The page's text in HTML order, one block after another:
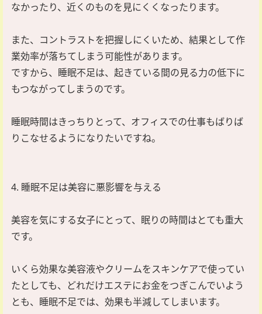
なかったり、近くのものを見にくくなったります。
また、コントラストを把握しにくいため、結果として作
業効率が落ちてしまう可能性があります。
ですから、睡眠不足は、起きている間の見る力の低下に
もつながってしまうのです。
睡眠時間はきっちりとって、オフィスでの仕事もばりば
りこなせるようになりたいですね。
4. 睡眠不足は美容に悪影響を与える
美容を気にする女子にとって、眠りの時間はとても重大
です。
いくら効果な美容液やクリームをスキンケアで使ってい
たとしても、どれだけエステにお金をつぎこんでいよう
とも、睡眠不足では、効果も半減してしまいます。